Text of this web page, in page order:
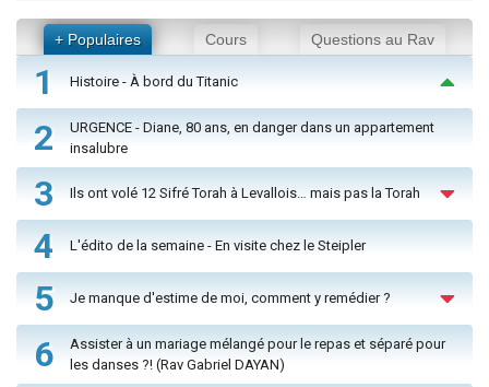
+ Populaires Cours Questions au Rav
1 Histoire - À bord du Titanic
2
URGENCE - Diane, 80 ans, en danger dans un appartement
insalubre
3 Ils ont volé 12 Sifré Torah à Levallois… mais pas la Torah
4 L'édito de la semaine - En visite chez le Steipler
5 Je manque d'estime de moi, comment y remédier ?
6
Assister à un mariage mélangé pour le repas et séparé pour
les danses ?! (Rav Gabriel DAYAN)